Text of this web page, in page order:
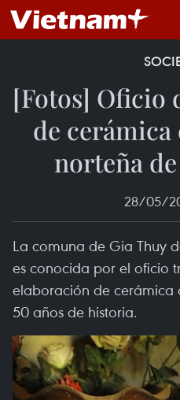
[Fotos] Oficio
de
norteña
28/05/
La comuna de Gia Thuy
es conocida por el oficio
elaboración de cerámica
50 años de historia.